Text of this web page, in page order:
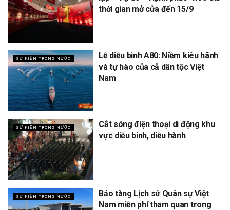
thời gian mở cửa đến 15/9
SỰ KIỆN TRONG NƯỚC
Lễ diễu binh A80: Niềm kiêu hãnh
và tự hào của cả dân tộc Việt
Nam
SỰ KIỆN TRONG NƯỚC
Cắt sóng điện thoại di động khu
vực diễu binh, diễu hành
SỰ KIỆN TRONG NƯỚC
Bảo tàng Lịch sử Quân sự Việt
Nam miễn phí tham quan trong